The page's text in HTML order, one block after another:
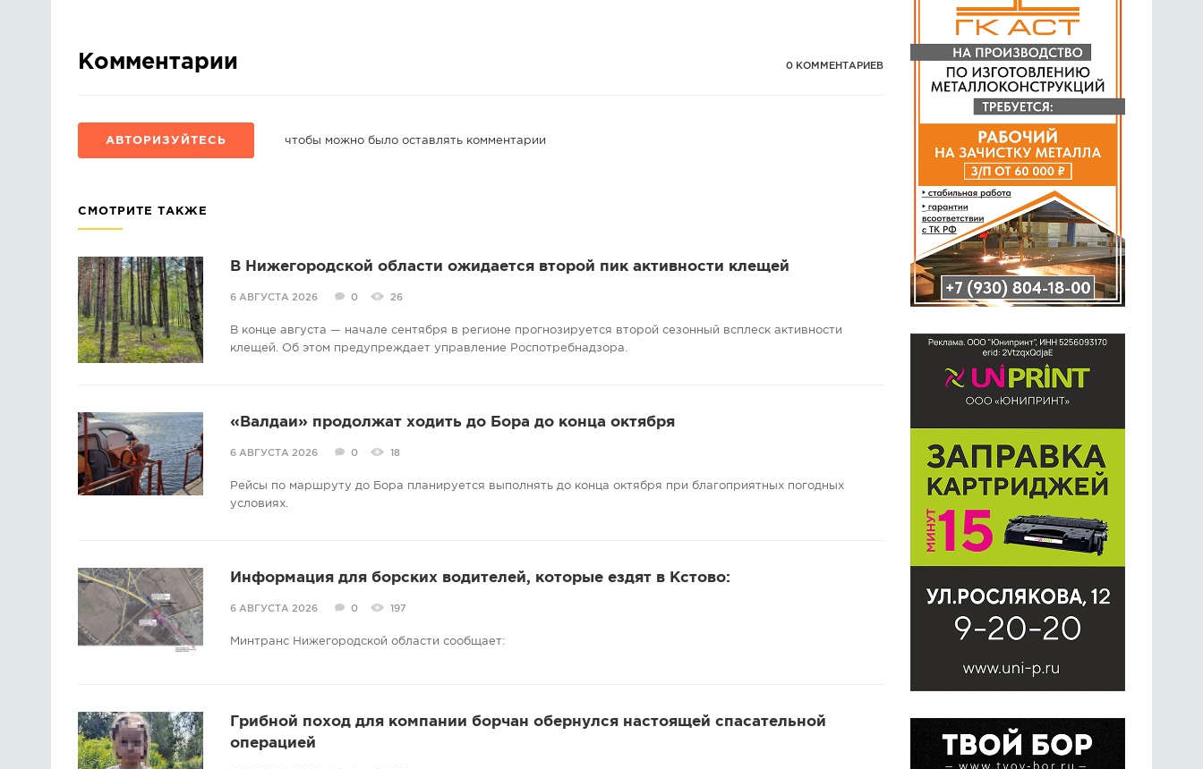
Комментарии 0 КОММЕНТАРИЕВ
АВТОРИЗУЙТЕСЬ чтобы можно было оставлять комментарии
СМОТРИТЕ ТАКЖЕ
В Нижегородской области ожидается второй пик активности клещей
6 АВГУСТА 2026 0 26
В конце августа — начале сентября в регионе прогнозируется второй сезонный всплеск активности
клещей. Об этом предупреждает управление Роспотребнадзора.
«Валдаи» продолжат ходить до Бора до конца октября
6 АВГУСТА 2026 0 18
Рейсы по маршруту до Бора планируется выполнять до конца октября при благоприятных погодных
условиях.
Информация для борских водителей, которые ездят в Кстово:
6 АВГУСТА 2026 0 197
Минтранс Нижегородской области сообщает:
Грибной поход для компании борчан обернулся настоящей спасательной
операцией